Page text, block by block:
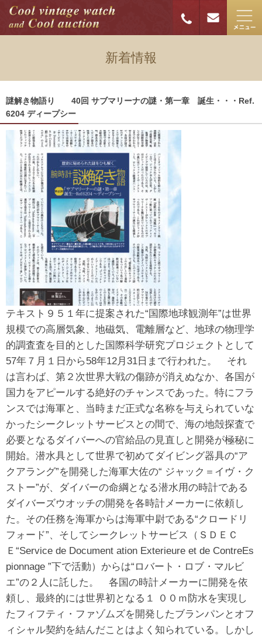
新着情報
謎解き物語り 40回 サブマリーナの謎・第一章 誕生・・・Ref.
6204 ディープシー
テキスト９５１年に提案された“国際地球観測年”は世界
規模での高層気象、地磁気、電離層など、地球の物理学
的調査査を目的とした国際科学研究プロジェクトとして
57年７月１日から58年12月31日まで行われた。 それ
は言わば、第２次世界大戦の傷跡が消えぬなか、各国が
国力をアピールする絶好のチャンスであった。特にフラ
ンスでは海軍と、当時まだ正式な名称を与えられていな
かったシークレットサービスとの間で、海の地殻探査で
必要となるダイバーへの官給品の見直しと開発が極秘に
開始。潜水具として世界で初めてダイビング器具の“ア
クアラング”を開発した海軍大佐の“ ジャック＝イヴ・ク
ストー”が、ダイバーの命綱となる潜水用の時計である
ダイバーズウオッチの開発を各時計メーカーに依頼し
た。その任務を海軍からは海軍中尉である“クロードリ
フォード”、そしてシークレットサービス（ＳＤＥＣ
Ｅ“Service de Document ation Exterieure et de ContreEs
pionnage ”下で活動）からは“ロバート・ロブ・マルビ
エ”の２人に託した。 各国の時計メーカーに開発を依
頼し、最終的には世界初となる１ ００ｍ防水を実現し
たフィフティ・ファゾムズを開発したブランパンとオフ
ィシャル契約を結んだことはよく知られている。しかし